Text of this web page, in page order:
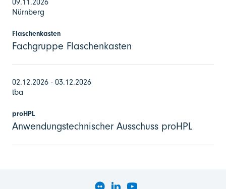
09.11.2026
Nürnberg
Flaschenkasten
Fachgruppe Flaschenkasten
02.12.2026 - 03.12.2026
tba
proHPL
Anwendungstechnischer Ausschuss proHPL